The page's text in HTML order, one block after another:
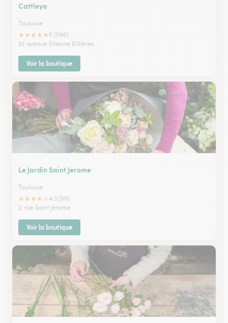
Cattleya
Toulouse
★★★★★ 5 (596)
25 avenue Etienne Billières
Voir la boutique
Le Jardin Saint Jerome
Toulouse
★★★★
4.3 (59)
2, rue Saint Jérome
Voir la boutique